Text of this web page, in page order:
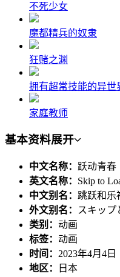
不死少女
魔都精兵的奴隶
狂赌之渊
拥有超常技能的异世
家庭教师
基本资料展开
中文名称： 跃动青春
英文名称： Skip to
中文别名： 跳跃和乐
外文别名：
スキップ
类别： 动画
标签： 动画
时间： 2023年4月4日
地区：
日本